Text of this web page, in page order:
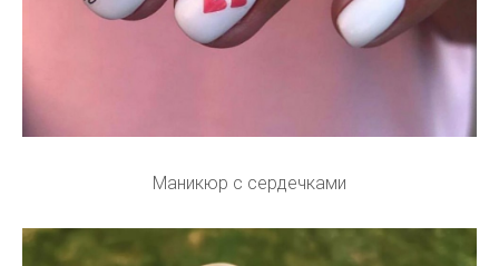
Маникюр с сердечками